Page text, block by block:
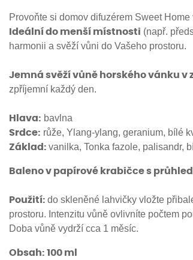
Provoňte si domov difuzérem Sweet Home
Ideální do menší místnosti (např.
harmonii a svěží vůni do Vašeho prostoru.
Jemná svěží vůně horského vánku
zpříjemní každý den.
Hlava: bavlna
Srdce: růže, Ylang-ylang, geranium, bílé
Základ: vanilka, Tonka fazole, palisandr,
Baleno v papírové krabičce s
Použití: do skleněné lahvičky vložte
prostoru. Intenzitu vůně ovlivníte počtem
Doba vůně vydrží cca 1 měsíc.
Obsah: 100 ml